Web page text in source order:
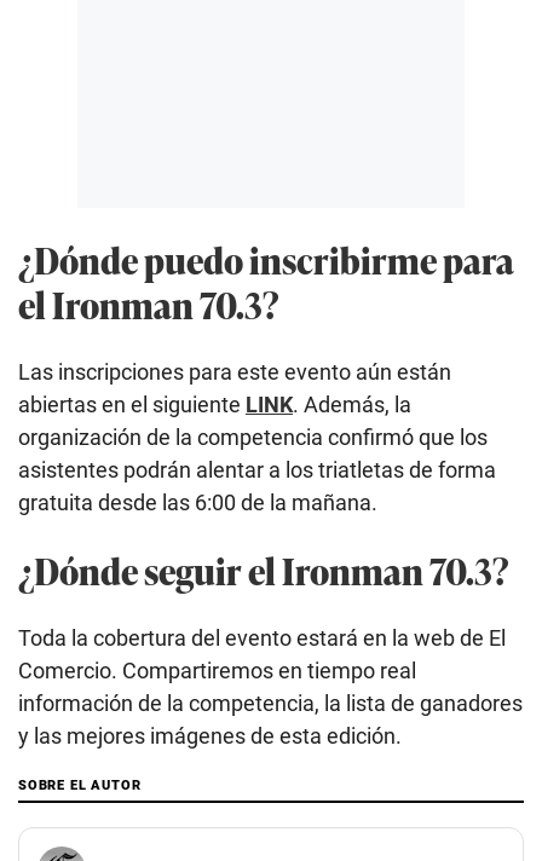
¿Dónde puedo inscribirme para
el Ironman 70.3?
Las inscripciones para este evento aún están
abiertas en el siguiente LINK. Además, la
organización de la competencia confirmó que los
asistentes podrán alentar a los triatletas de forma
gratuita desde las 6:00 de la mañana.
¿Dónde seguir el Ironman 70.3?
Toda la cobertura del evento estará en la web de El
Comercio. Compartiremos en tiempo real
información de la competencia, la lista de ganadores
y las mejores imágenes de esta edición.
SOBRE EL AUTOR